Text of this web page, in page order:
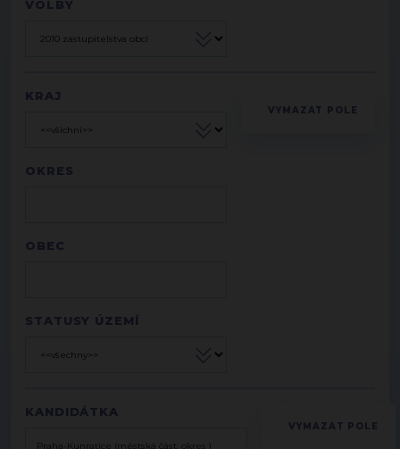
VOLBY
KRAJ
OKRES
OBEC
STATUSY ÚZEMÍ
KANDIDÁTKA